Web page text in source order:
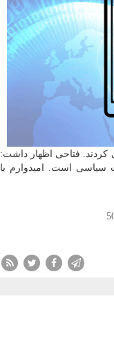
فتاحی اظهار داشت:
سیاسی است. امیدوارم با